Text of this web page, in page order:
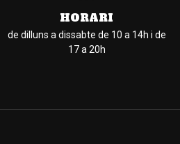
HORARI
de dilluns a dissabte de 10 a 14h i de
17 a 20h